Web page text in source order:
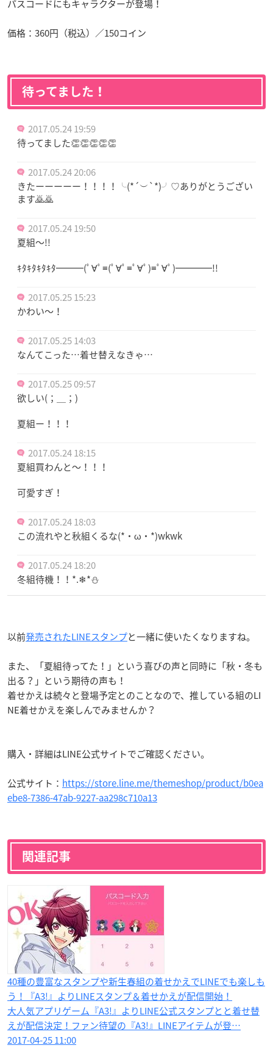
パスコードにもキャラクターが登場！
価格：360円（税込）／150コイン
待ってました！
2017.05.24 19:59
待ってました👏👏👏👏👏
2017.05.24 20:06
きたーーーーー！！！！╰(*´︶`*)╯♡ありがとうござい
ます🙇🙇
2017.05.24 19:50
夏組～!!
ｷﾀｷﾀｷﾀｷﾀ━━━(ﾟ∀ﾟ≡(ﾟ∀ﾟ≡ﾟ∀ﾟ)≡ﾟ∀ﾟ)━━━━!!
2017.05.25 15:23
かわい〜！
2017.05.25 14:03
なんてこった…着せ替えなきゃ…
2017.05.25 09:57
欲しい(；＿；)
夏組ー！！！
2017.05.24 18:15
夏組買わんと～！！！
可愛すぎ！
2017.05.24 18:03
この流れやと秋組くるな(*・ω・*)wkwk
2017.05.24 18:20
冬組待機！！*.❄*⛄
以前発売されたLINEスタンプと一緒に使いたくなりますね。
また、「夏組待ってた！」という喜びの声と同時に「秋・冬も
出る？」という期待の声も！
着せかえは続々と登場予定とのことなので、推している組のLI
NE着せかえを楽しんでみませんか？
購入・詳細はLINE公式サイトでご確認ください。
公式サイト： https://store.line.me/themeshop/product/b0ea
ebe8-7386-47ab-9227-aa298c710a13
関連記事
40種の豊富なスタンプや新生春組の着せかえでLINEでも楽しも
う！『A3!』よりLINEスタンプ＆着せかえが配信開始！
大人気アプリゲーム『A3!』よりLINE公式スタンプとと着せ替
えが配信決定！ファン待望の『A3!』LINEアイテムが登…
2017-04-25 11:00